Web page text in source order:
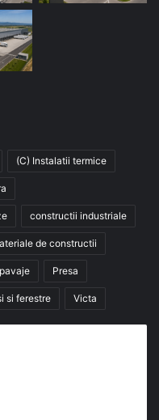
(C) Instalatii termice
constructii industriale
de constructii
Presa
si ferestre Victa